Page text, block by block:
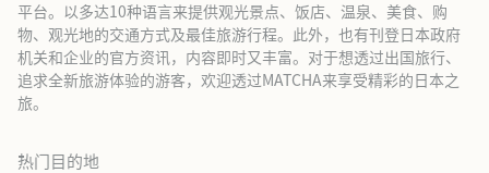
平台。以多达10种语言来提供观光景点、饭店、温泉、美食、购
物、观光地的交通方式及最佳旅游行程。此外，也有刊登日本政府
机关和企业的官方资讯，内容即时又丰富。对于想透过出国旅行、
追求全新旅游体验的游客，欢迎透过MATCHA来享受精彩的日本之
旅。
热门目的地